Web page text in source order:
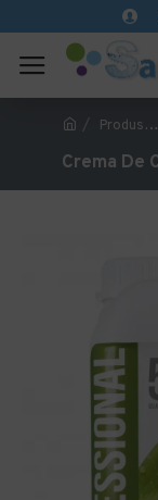
Produse Hoteliere
Crema De